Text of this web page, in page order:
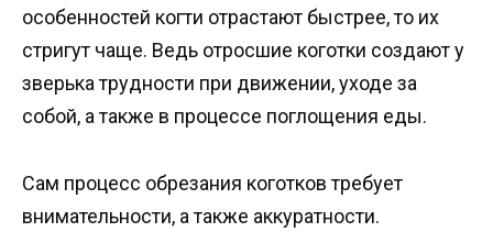
особенностей когти отрастают быстрее, то их
стригут чаще. Ведь отросшие коготки создают у
зверька трудности при движении, уходе за
собой, а также в процессе поглощения еды.
Сам процесс обрезания коготков требует
внимательности, а также аккуратности.